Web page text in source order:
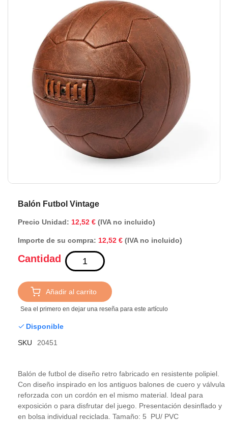
imágenes
Balón Futbol Vintage
Precio Unidad: 12,52 € (IVA no incluido)
Importe de su compra: 12,52 € (IVA no incluido)
Cantidad
Añadir al carrito
Sea el primero en dejar una reseña para este artículo
Disponible
SKU
20451
Balón de futbol de diseño retro fabricado en resistente polipiel.
Con diseño inspirado en los antiguos balones de cuero y válvula
reforzada con un cordón en el mismo material. Ideal para
exposición o para disfrutar del juego. Presentación desinflado y
en bolsa individual reciclada. Tamaño: 5 PU/ PVC